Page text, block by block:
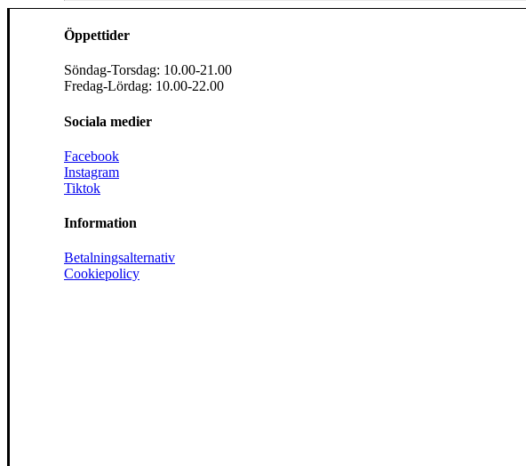
Öppettider
Söndag-Torsdag: 10.00-21.00
Fredag-Lördag: 10.00-22.00
Sociala medier
Facebook
Instagram
Tiktok
Information
Betalningsalternativ
Cookiepolicy